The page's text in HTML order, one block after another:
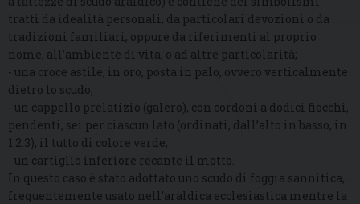
tratti da idealità personali, da particolari devozioni o da
tradizioni familiari, oppure da riferimenti al proprio
nome, all’ambiente di vita, o ad altre particolarità;
- una croce astile, in oro, posta in palo, ovvero verticalmente
dietro lo scudo;
- un cappello prelatizio (galero), con cordoni a dodici fiocchi,
pendenti, sei per ciascun lato (ordinati, dall’alto in basso, in
1.2.3), il tutto di colore verde;
- un cartiglio inferiore recante il motto.
In questo caso è stato adottato uno scudo di foggia sannitica,
frequentemente usato nell’araldica ecclesiastica mentre la